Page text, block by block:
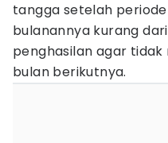
tangga setelah
bulanannya kurang
penghasilan agar
bulan berikutnya.